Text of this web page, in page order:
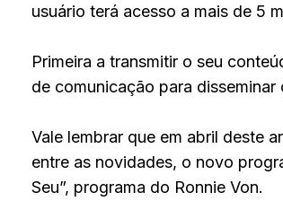
usuário terá acesso a mais de 5
Primeira a transmitir o seu
de comunicação para
Vale lembrar que em abril deste
entre as novidades, o novo
Seu”, programa do Ronnie Von.